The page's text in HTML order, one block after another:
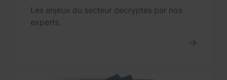
Les enjeux du secteur décryptés par nos
experts.